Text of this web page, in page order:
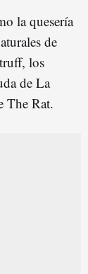
la quesería
de
los
de La
The Rat.